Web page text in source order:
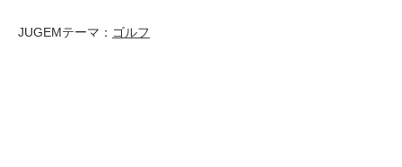
JUGEMテーマ： ゴルフ